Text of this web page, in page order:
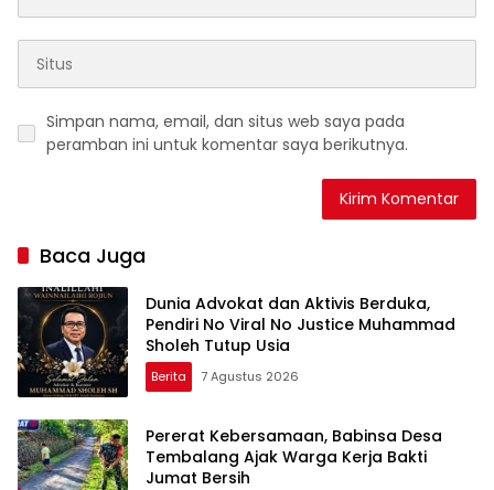
Simpan nama, email, dan situs web saya pada
peramban ini untuk komentar saya berikutnya.
Baca Juga
Dunia Advokat dan Aktivis Berduka,
Pendiri No Viral No Justice Muhammad
Sholeh Tutup Usia
Berita 7 Agustus 2026
Pererat Kebersamaan, Babinsa Desa
Tembalang Ajak Warga Kerja Bakti
Jumat Bersih